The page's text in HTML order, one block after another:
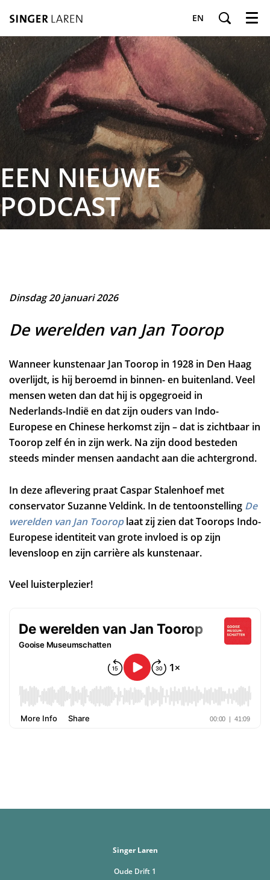
EN Menu
EEN NIEUWE
PODCAST
Dinsdag 20 januari 2026
De werelden van Jan Toorop
Wanneer kunstenaar Jan Toorop in 1928 in Den Haag
overlijdt, is hij beroemd in binnen- en buitenland. Veel
mensen weten dan dat hij is opgegroeid in
Nederlands-Indië en dat zijn ouders van Indo-
Europese en Chinese herkomst zijn – dat is zichtbaar in
Toorop zelf én in zijn werk. Na zijn dood besteden
steeds minder mensen aandacht aan die achtergrond.
In deze aflevering praat Caspar Stalenhoef met
conservator Suzanne Veldink. In de tentoonstelling De
werelden van Jan Tooroplaat zij zien dat Toorops Indo-
Europese identiteit van grote invloed is op zijn
levensloop en zijn carrière als kunstenaar.
Veel luisterplezier!
Singer Laren
Oude Drift 1